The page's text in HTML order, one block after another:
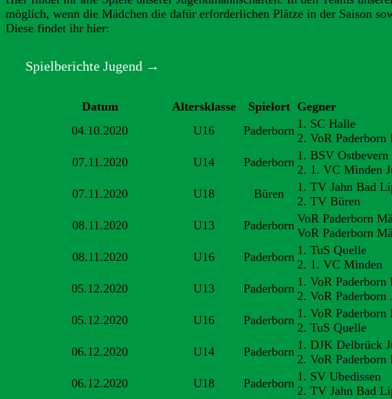
möglich, wenn die Mädchen die dafür erforderlichen Plätze in der Saison
Diese findet ihr hier:
Spielberichte Jugend →
Datum Altersklasse Spielort Gegner
04.10.2020
U16 Paderborn 1. SC Halle
2. VoR Paderborn
07.11.2020
U14 Paderborn 1. BSV
2. 1. VC Minden
07.11.2020
U18 Büren
1. TV Jahn Bad
2. TV Büren
08.11.2020
U13 Paderborn VoR Paderborn
VoR Paderborn
08.11.2020
U16 Paderborn 1. TuS Quelle
2. 1. VC Minden
05.12.2020
U13 Paderborn 1. VoR Paderborn
2. VoR Paderborn
05.12.2020
U16 Paderborn 1. VoR Paderborn
2. TuS Quelle
06.12.2020
U14 Paderborn 1. DJK Delbrück
2. VoR Paderborn
06.12.2020
U18 Paderborn 1. SV Ubedissen
2. TV Jahn Bad